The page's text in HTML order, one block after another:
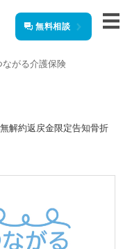
無料相談
ながる介護保険
解約返戻金限定告知骨折